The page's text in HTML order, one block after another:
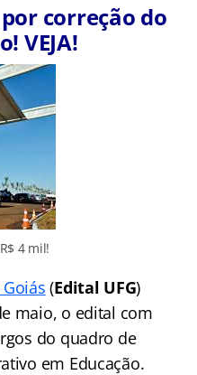
correção do
VEJA!
4 mil!
(Edital UFG)
maio, o edital com
do quadro de
em Educação.